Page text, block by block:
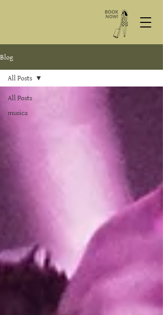
Blog
All Posts
musica
All Posts